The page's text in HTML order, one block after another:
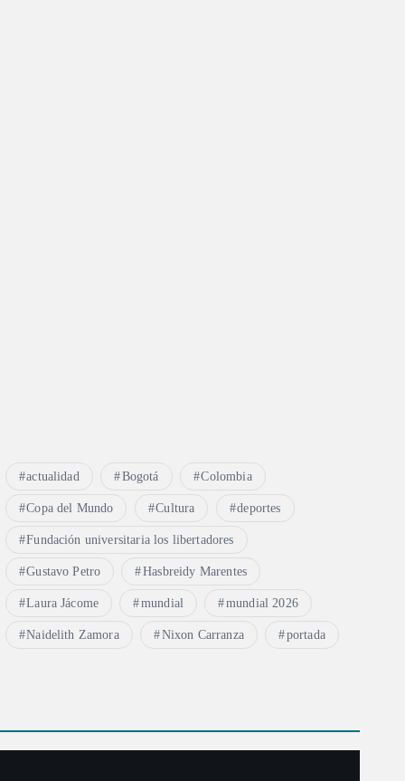
actualidad Bogotá Colombia
Copa del Mundo Cultura deportes
Fundación universitaria los libertadores
Gustavo Petro Hasbreidy Marentes
Laura Jácome mundial mundial 2026
Naidelith Zamora Nixon Carranza portada